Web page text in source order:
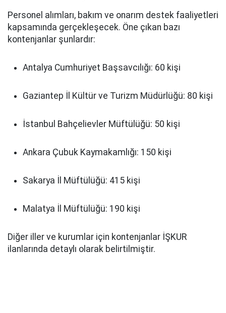
Personel alımları, bakım ve onarım destek faaliyetleri
kapsamında gerçekleşecek. Öne çıkan bazı
kontenjanlar şunlardır:
Antalya Cumhuriyet Başsavcılığı: 60 kişi
Gaziantep İl Kültür ve Turizm Müdürlüğü: 80 kişi
İstanbul Bahçelievler Müftülüğü: 50 kişi
Ankara Çubuk Kaymakamlığı: 150 kişi
Sakarya İl Müftülüğü: 415 kişi
Malatya İl Müftülüğü: 190 kişi
Diğer iller ve kurumlar için kontenjanlar İŞKUR
ilanlarında detaylı olarak belirtilmiştir.